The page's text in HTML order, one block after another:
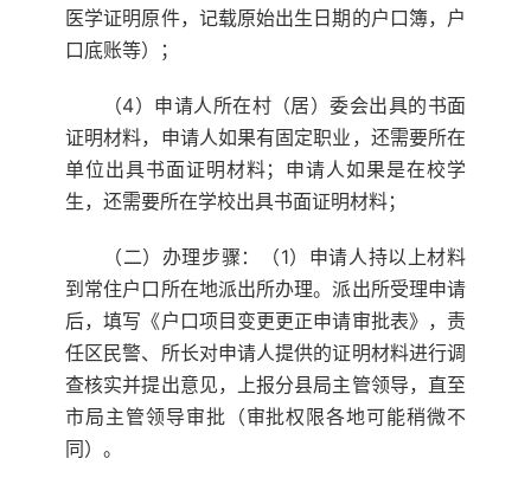
医学证明原件，记载原始出生日期的户口簿，户
口底账等）；
（4）申请人所在村（居）委会出具的书面
证明材料，申请人如果有固定职业，还需要所在
单位出具书面证明材料；申请人如果是在校学
生，还需要所在学校出具书面证明材料；
（二）办理步骤：（1）申请人持以上材料
到常住户口所在地派出所办理。派出所受理申请
后，填写《户口项目变更更正申请审批表》，责
任区民警、所长对申请人提供的证明材料进行调
查核实并提出意见，上报分县局主管领导，直至
市局主管领导审批（审批权限各地可能稍微不
同）。